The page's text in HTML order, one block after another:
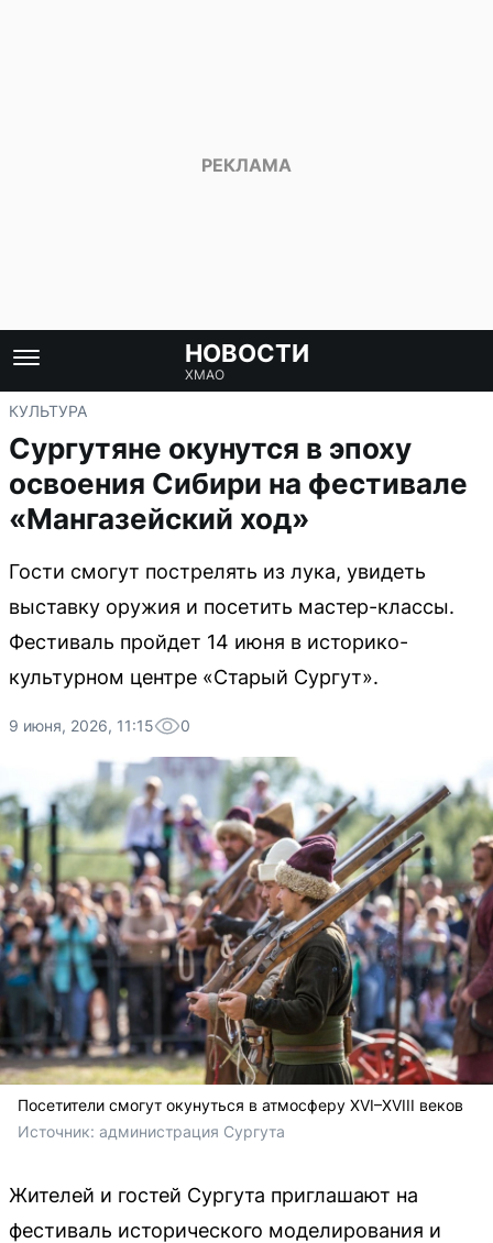
НОВОСТИ
ХМАО
КУЛЬТУРА
Сургутяне окунутся в эпоху
освоения Сибири на фестивале
«Мангазейский ход»
Гости смогут пострелять из лука, увидеть
выставку оружия и посетить мастер-классы.
Фестиваль пройдет 14 июня в историко-
культурном центре «Старый Сургут».
9 июня, 2026, 11:15 0
Посетители смогут окунуться в атмосферу XVI–XVIII веков
Источник: администрация Сургута
Жителей и гостей Сургута приглашают на
фестиваль исторического моделирования и